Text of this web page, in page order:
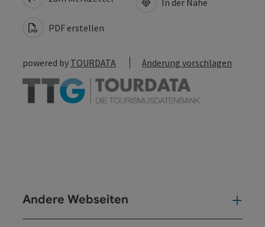
PDF erstellen
powered by TOURDATA Änderung vorschlagen
Andere Webseiten